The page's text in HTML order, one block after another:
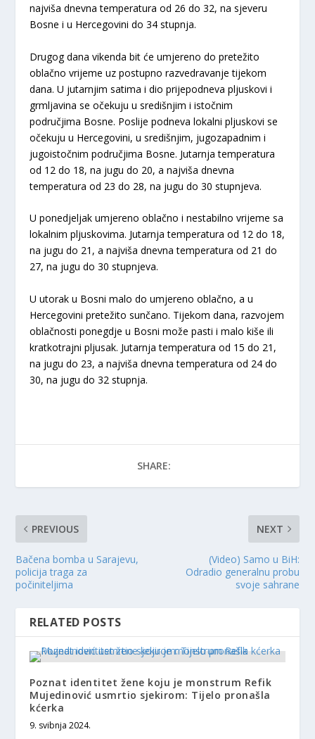
najviša dnevna temperatura od 26 do 32, na sjeveru
Bosne i u Hercegovini do 34 stupnja.
Drugog dana vikenda bit će umjereno do pretežito
oblačno vrijeme uz postupno razvedravanje tijekom
dana. U jutarnjim satima i dio prijepodneva pljuskovi i
grmljavina se očekuju u središnjim i istočnim
područjima Bosne. Poslije podneva lokalni pljuskovi se
očekuju u Hercegovini, u središnjim, jugozapadnim i
jugoistočnim područjima Bosne. Jutarnja temperatura
od 12 do 18, na jugu do 20, a najviša dnevna
temperatura od 23 do 28, na jugu do 30 stupnjeva.
U ponedjeljak umjereno oblačno i nestabilno vrijeme sa
lokalnim pljuskovima. Jutarnja temperatura od 12 do 18,
na jugu do 21, a najviša dnevna temperatura od 21 do
27, na jugu do 30 stupnjeva.
U utorak u Bosni malo do umjereno oblačno, a u
Hercegovini pretežito sunčano. Tijekom dana, razvojem
oblačnosti ponegdje u Bosni može pasti i malo kiše ili
kratkotrajni pljusak. Jutarnja temperatura od 15 do 21,
na jugu do 23, a najviša dnevna temperatura od 24 do
30, na jugu do 32 stupnja.
SHARE:
PREVIOUS
Bačena bomba u Sarajevu,
policija traga za
počiniteljima
NEXT
(Video) Samo u BiH:
Odradio generalnu probu
svoje sahrane
RELATED POSTS
Poznat identitet žene koju je monstrum Refik
Mujedinović usmrtio sjekirom: Tijelo pronašla
kćerka
9. svibnja 2024.